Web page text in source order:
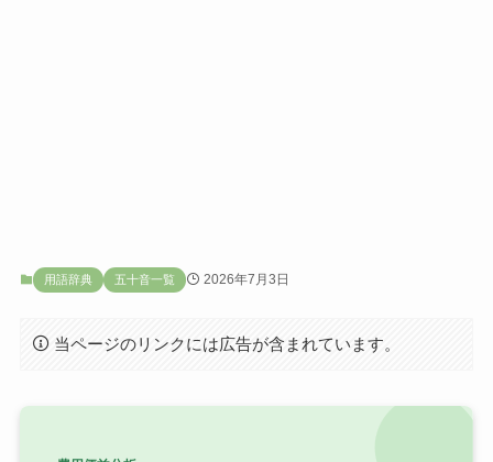
用語辞典 五十音一覧 2026年7月3日
当ページのリンクには広告が含まれています。